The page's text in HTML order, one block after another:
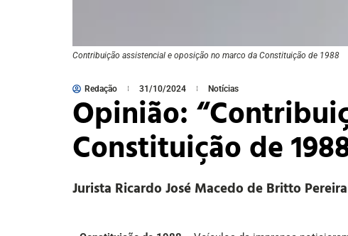
Contribuição assistencial e oposição no marco da Constituição de 1988
Redação 31/10/2024 Notícias
Opinião:
Constituição de
Jurista Ricardo José Macedo de Britto